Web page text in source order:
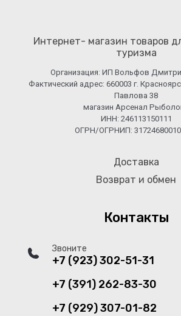
Интернет- магазин товаров
туризма
Организация: ИП Вольфов
Фактический адрес: 660003 г.
Павлова 38
магазин Арсенал
ИНН: 246113150111
ОГРН/ОГРНИП:
Доставка
Возврат и обмен
Контакты
Звоните
+7 (923) 302-51-31
+7 (391) 262-83-30
+7 (929) 307-01-82